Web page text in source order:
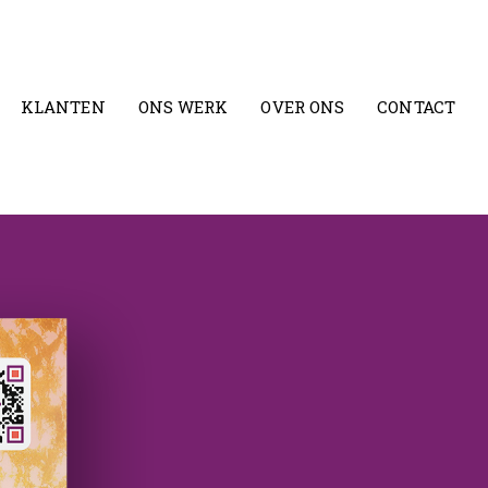
KLANTEN ONS WERK OVER ONS CONTACT